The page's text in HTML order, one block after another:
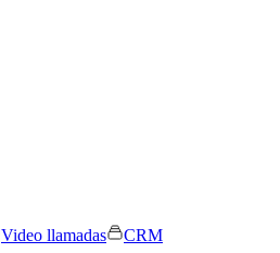
Video llamadas
CRM